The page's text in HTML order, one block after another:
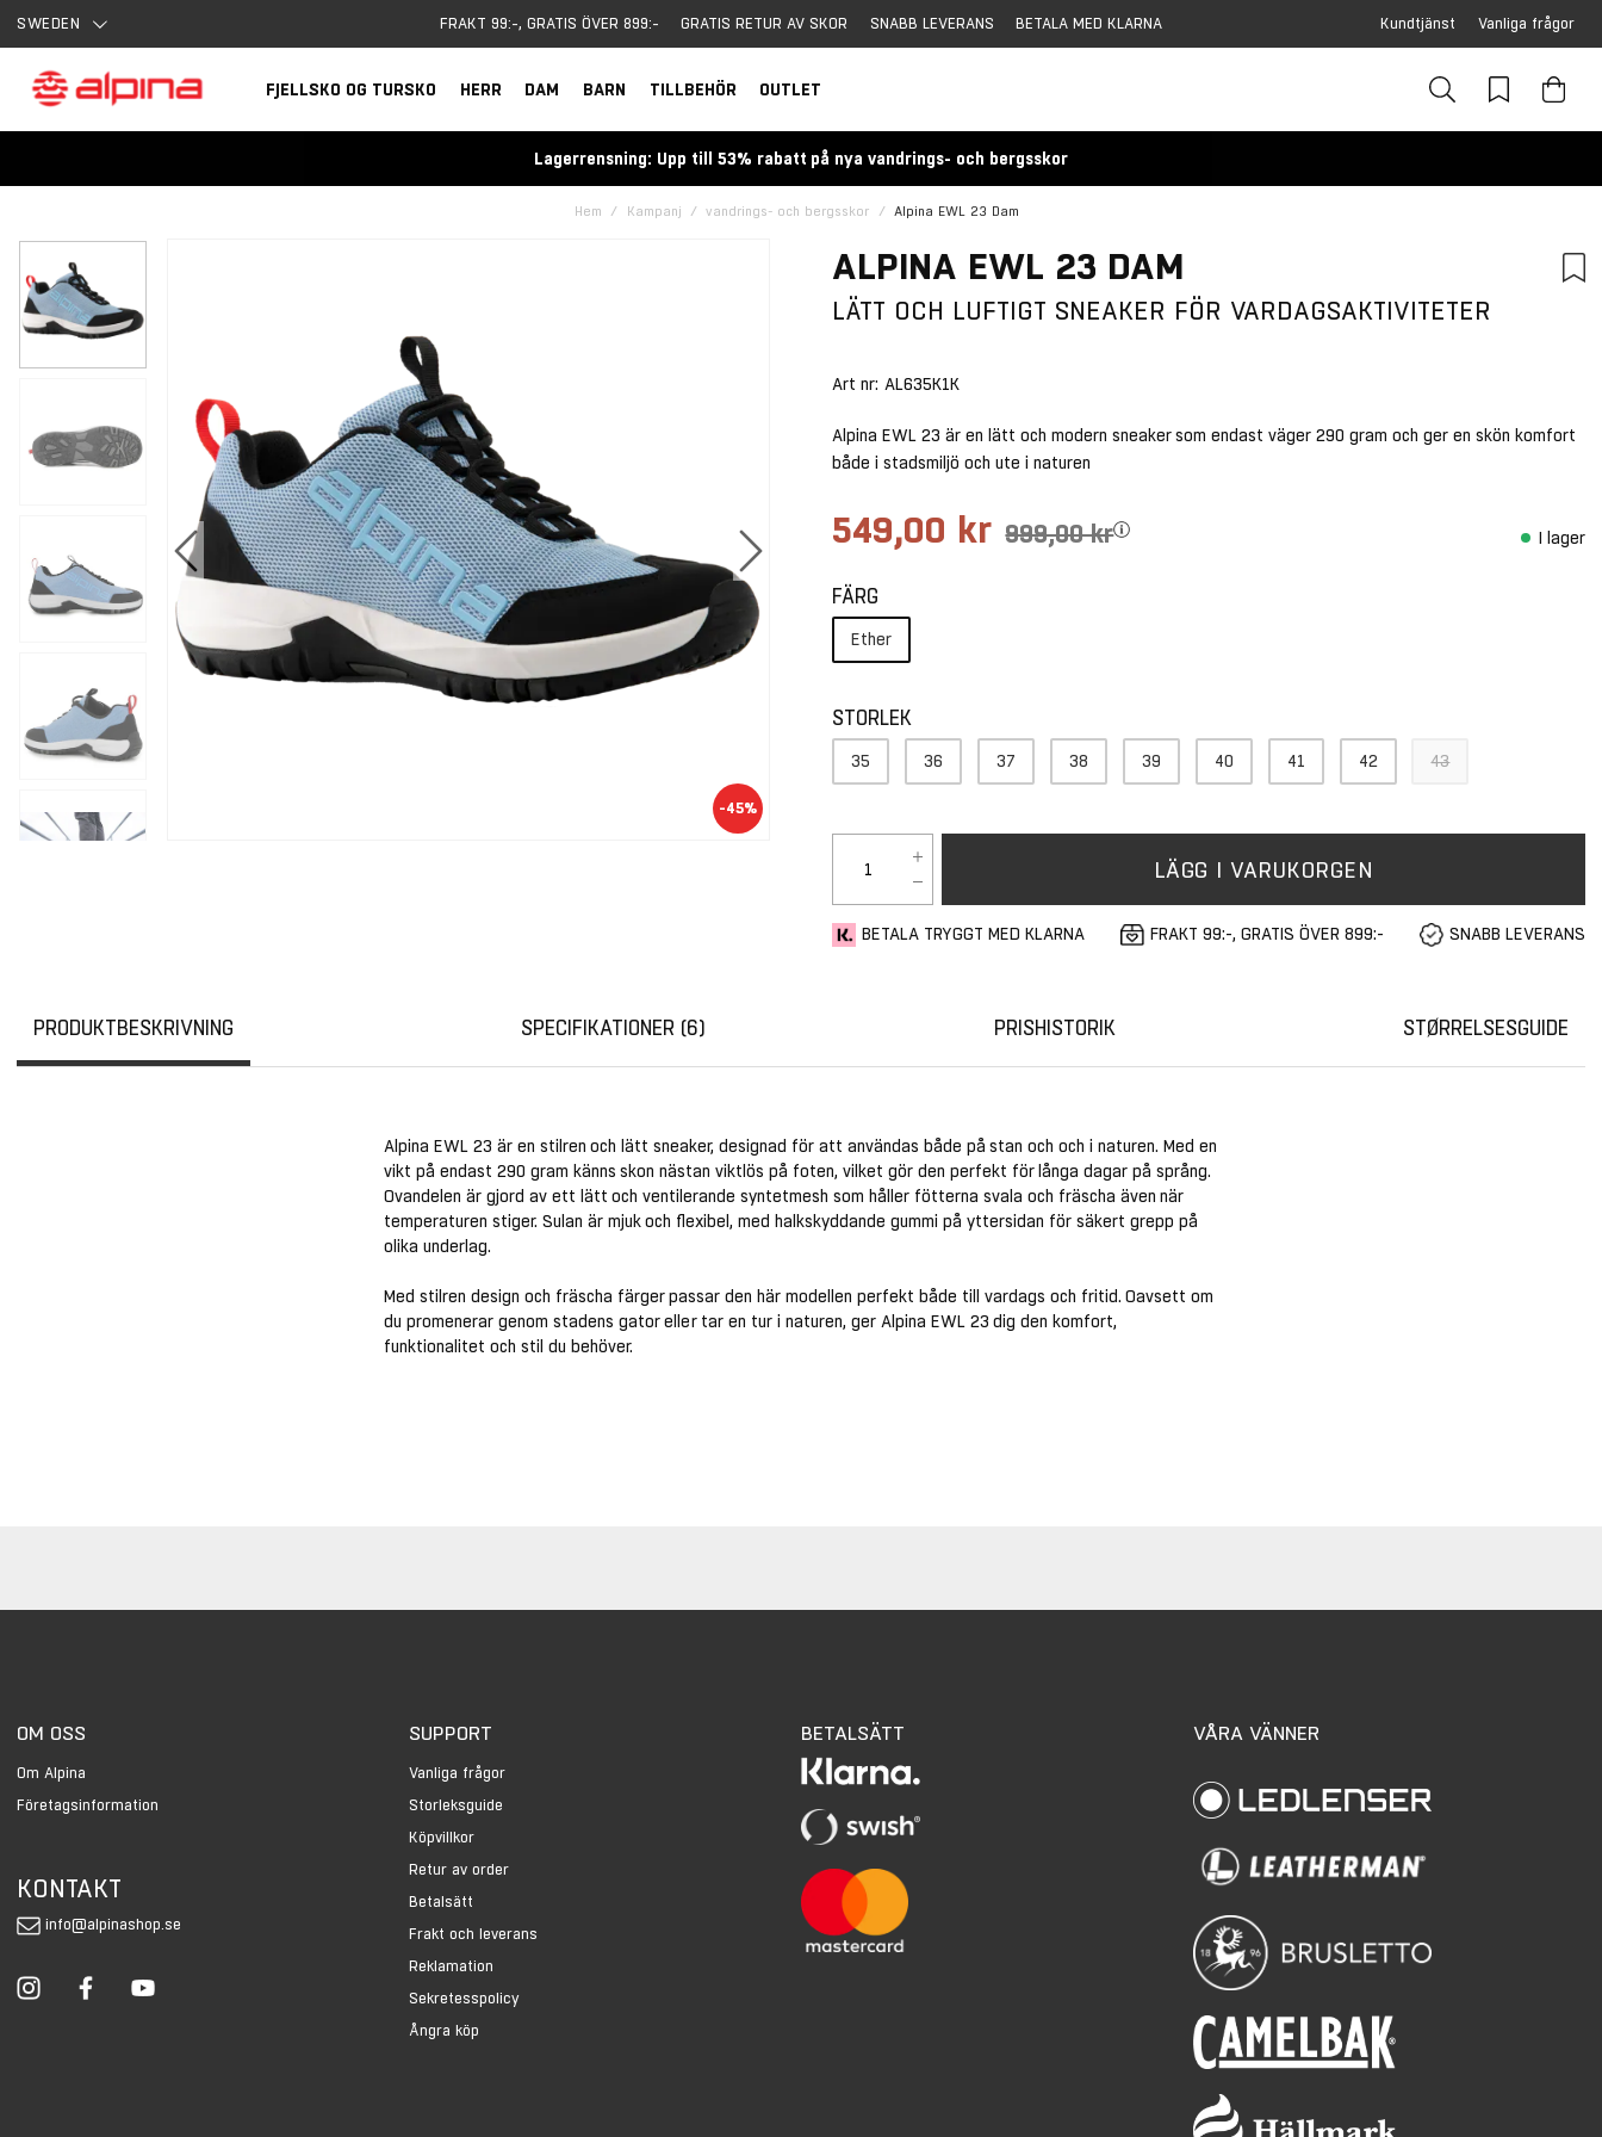
SWEDEN FRAKT 99:-, GRATIS ÖVER 899:- GRATIS RETUR AV SKOR SNABB LEVERANS BETALA MED KLARNA Kundtjänst Vanliga frågor
FJELLSKO OG TURSKO HERR DAM BARN TILLBEHÖR OUTLET
Lagerrensning: Upp till 53% rabatt på nya vandrings- och bergsskor
Hem Kampanj vandrings- och bergsskor Alpina EWL 23 Dam
-45%
ALPINA EWL 23 DAM
LÄTT OCH LUFTIGT SNEAKER FÖR VARDAGSAKTIVITETER
Art nr: AL635K1K
Alpina EWL 23 är en lätt och modern sneaker som endast väger 290 gram och ger en skön komfort
både i stadsmiljö och ute i naturen
549,00 kr 999,00 kr I lager
FÄRG
Ether
STORLEK
35 36 37 38 39 40 41 42 43
LÄGG I VARUKORGEN
BETALA TRYGGT MED KLARNA FRAKT 99:-, GRATIS ÖVER 899:- SNABB LEVERANS
PRODUKTBESKRIVNING SPECIFIKATIONER 6 PRISHISTORIK STØRRELSESGUIDE
Alpina EWL 23 är en stilren och lätt sneaker, designad för att användas både på stan och och i naturen. Med en
vikt på endast 290 gram känns skon nästan viktlös på foten, vilket gör den perfekt för långa dagar på språng.
Ovandelen är gjord av ett lätt och ventilerande syntetmesh som håller fötterna svala och fräscha även när
temperaturen stiger. Sulan är mjuk och flexibel, med halkskyddande gummi på yttersidan för säkert grepp på
olika underlag.
Med stilren design och fräscha färger passar den här modellen perfekt både till vardags och fritid. Oavsett om
du promenerar genom stadens gator eller tar en tur i naturen, ger Alpina EWL 23 dig den komfort,
funktionalitet och stil du behöver.
OM OSS
Om Alpina
Företagsinformation
KONTAKT
info@alpinashop.se
SUPPORT
Vanliga frågor
Storleksguide
Köpvillkor
Retur av order
Betalsätt
Frakt och leverans
Reklamation
Sekretesspolicy
Ångra köp
BETALSÄTT VÅRA VÄNNER